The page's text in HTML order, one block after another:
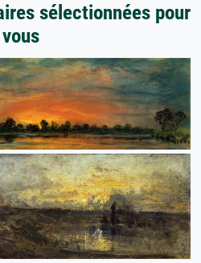
sélectionnées pour
vous